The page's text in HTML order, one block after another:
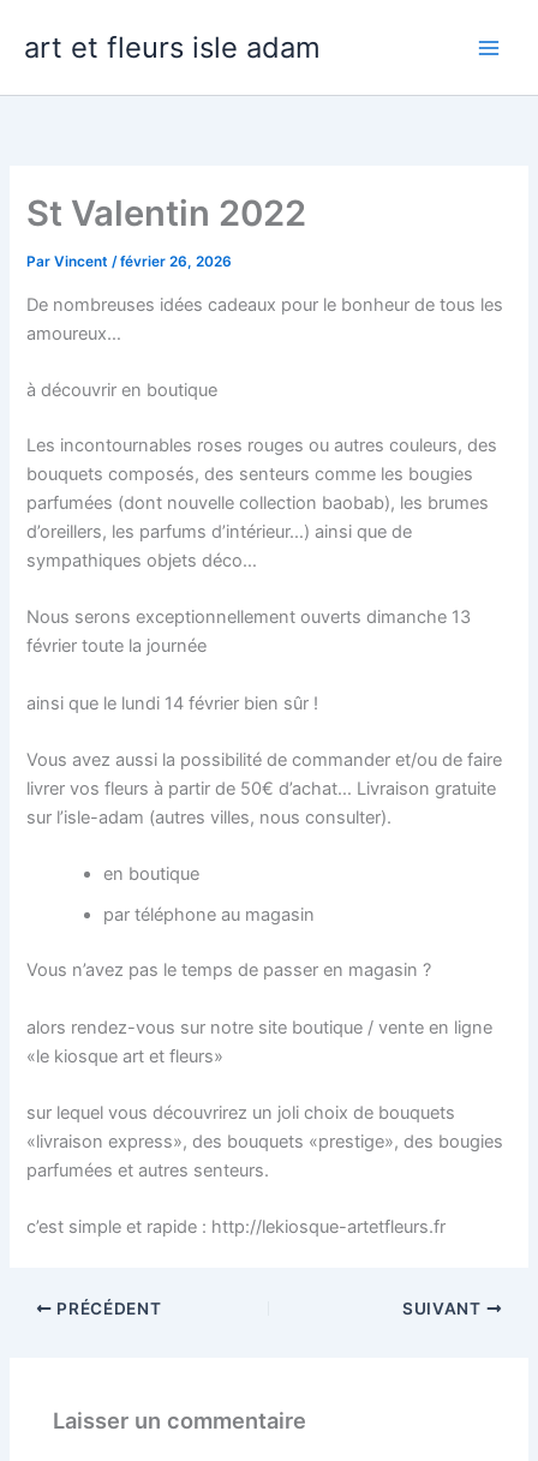
art et fleurs isle adam
St Valentin 2022
ParVincent/février 26, 2026
De nombreuses idées cadeaux pour le bonheur de tous les
amoureux…
à découvrir en boutique
Les incontournables roses rouges ou autres couleurs, des
bouquets composés, des senteurs comme les bougies
parfumées (dont nouvelle collection baobab), les brumes
d’oreillers, les parfums d’intérieur…) ainsi que de
sympathiques objets déco…
Nous serons exceptionnellement ouverts dimanche 13
février toute la journée
ainsi que le lundi 14 février bien sûr !
Vous avez aussi la possibilité de commander et/ou de faire
livrer vos fleurs à partir de 50€ d’achat… Livraison gratuite
sur l’isle-adam (autres villes, nous consulter).
en boutique
par téléphone au magasin
Vous n’avez pas le temps de passer en magasin ?
alors rendez-vous sur notre site boutique / vente en ligne
«le kiosque art et fleurs»
sur lequel vous découvrirez un joli choix de bouquets
«livraison express», des bouquets «prestige», des bougies
parfumées et autres senteurs.
c’est simple et rapide : http://lekiosque-artetfleurs.fr
PRÉCÉDENT SUIVANT
Laisser un commentaire